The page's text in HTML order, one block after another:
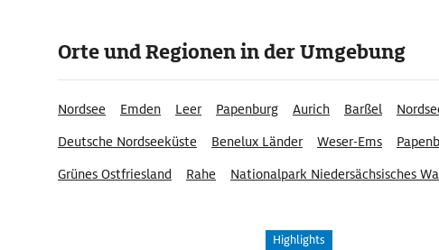
Orte und Regionen in der Umgebung
Nordsee Emden Leer Papenburg Aurich Barßel
Deutsche Nordseeküste
Benelux Länder Weser-Ems
Grünes Ostfriesland
Rahe
Nationalpark Niedersächsisches
Highlights